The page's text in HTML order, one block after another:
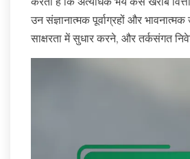
उन संज्ञानात्मक पूर्वाग्रहों और
साक्षरता में सुधार करने, और तर्कसंगत